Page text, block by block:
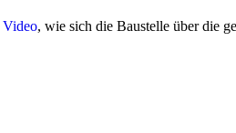
Video, wie sich die Baustelle über die